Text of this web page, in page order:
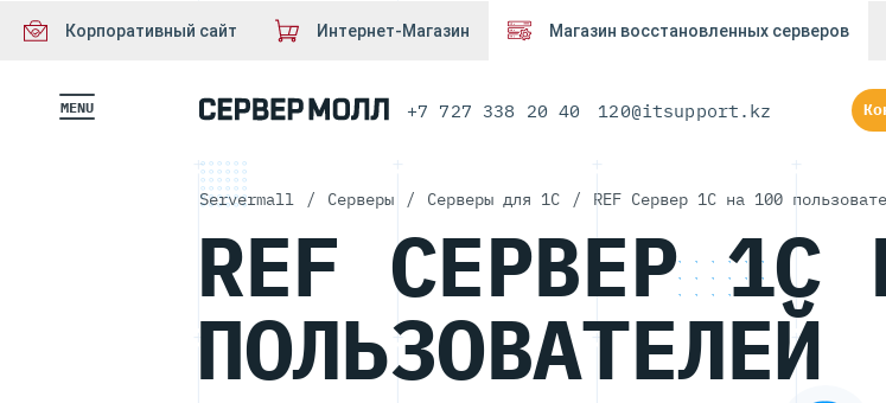
Корпоративный сайт Интернет-Магазин Магазин восстановленных серверов
MENU +7 727 338 20 40 120@itsupport.kz
Servermall / Серверы / Серверы для 1С / REF Сервер 1С на 100
REF СЕРВЕР 1С
ПОЛЬЗОВАТЕЛЕЙ